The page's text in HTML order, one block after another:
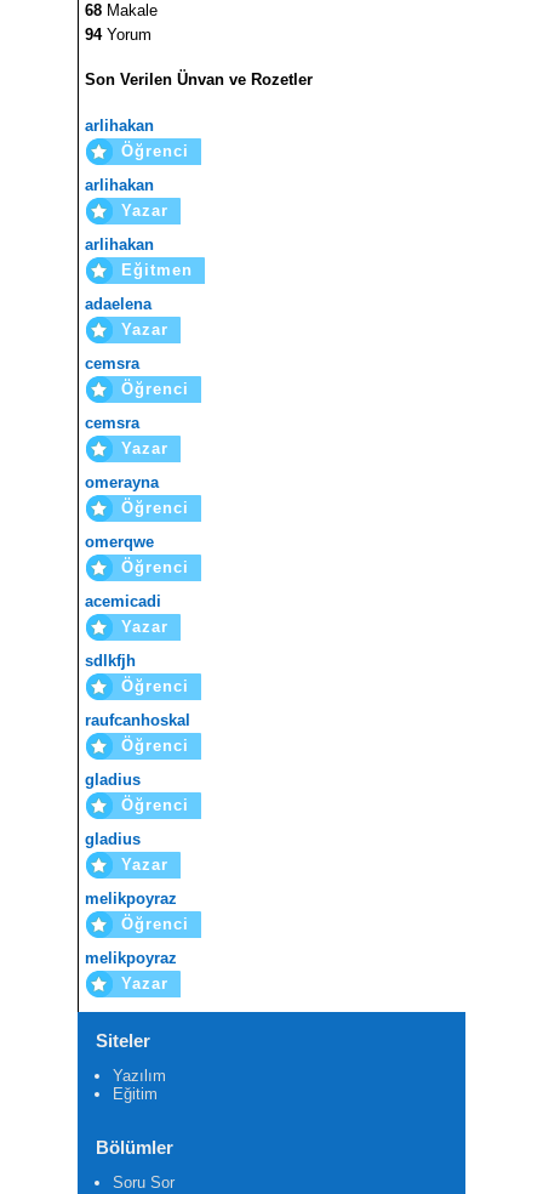
68 Makale
94Yorum
Son Verilen Ünvan ve Rozetler
arlihakan
Öğrenci
arlihakan
Yazar
arlihakan
Eğitmen
adaelena
Yazar
cemsra
Öğrenci
cemsra
Yazar
omerayna
Öğrenci
omerqwe
Öğrenci
acemicadi
Yazar
sdlkfjh
Öğrenci
raufcanhoskal
Öğrenci
gladius
Öğrenci
gladius
Yazar
melikpoyraz
Öğrenci
melikpoyraz
Yazar
Siteler
Yazılım
Eğitim
Bölümler
Soru Sor